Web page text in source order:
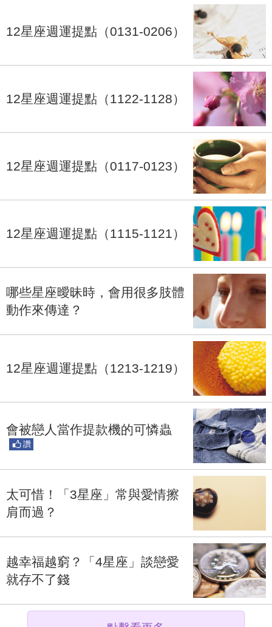
12星座週運提點（0131-0206）
12星座週運提點（1122-1128）
12星座週運提點（0117-0123）
12星座週運提點（1115-1121）
哪些星座曖昧時，會用很多肢體
動作來傳達？
12星座週運提點（1213-1219）
會被戀人當作提款機的可憐蟲
讚
太可惜！「3星座」常與愛情擦
肩而過？
越幸福越窮？「4星座」談戀愛
就存不了錢